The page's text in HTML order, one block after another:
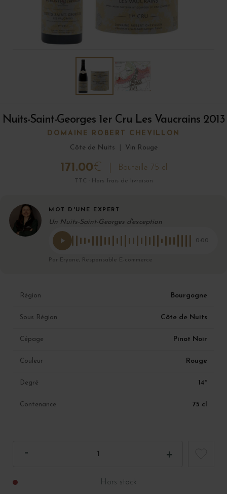
Nuits-Saint-Georges 1er Cru Les Vaucrains 2013
DOMAINE ROBERT CHEVILLON
Côte de Nuits
Vin Rouge
171.00€ Bouteille 75 cl
TTC · Hors frais de livraison
MOT D'UNE EXPERT
Un Nuits-Saint-Georges d'exception
0:00
Par Eryane, Responsable E-commerce
Région Bourgogne
Sous Région Côte de Nuits
Cépage Pinot Noir
Couleur Rouge
Degré 14°
Contenance 75 cl
Hors stock